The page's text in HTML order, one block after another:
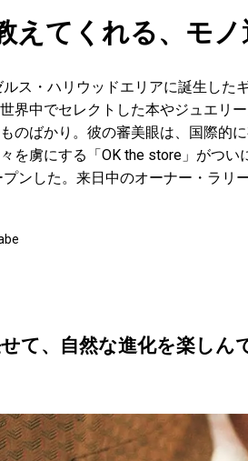
えてくれる、モ
ス・ハリウッドエリアに誕生した
界中でセレクトした本やジュエリ
のばかり。彼の審美眼は、国際的
を虜にする「OK the store」がつ
ンした。来日中のオーナー・ラリ
て、自然な進化を楽しん